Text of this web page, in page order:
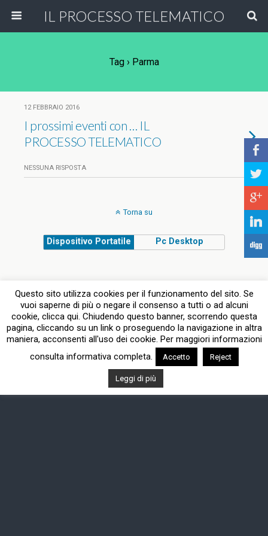
IL PROCESSO TELEMATICO
Tag › Parma
12 FEBBRAIO 2016
I prossimi eventi con … IL
PROCESSO TELEMATICO
NESSUNA RISPOSTA
Torna su
Dispositivo Portatile Pc Desktop
Questo sito utilizza cookies per il funzionamento del sito. Se
vuoi saperne di più o negare il consenso a tutti o ad alcuni
cookie, clicca qui. Chiudendo questo banner, scorrendo questa
pagina, cliccando su un link o proseguendo la navigazione in altra
maniera, acconsenti all'uso dei cookie. Per maggiori informazioni
consulta informativa completa.
Accetto Reject
Leggi di più
b
a
c
j
F